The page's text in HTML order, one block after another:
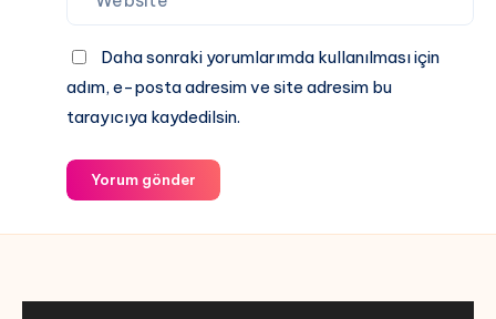
Daha sonraki yorumlarımda kullanılması için
adım, e-posta adresim ve site adresim bu
tarayıcıya kaydedilsin.
Yorum gönder